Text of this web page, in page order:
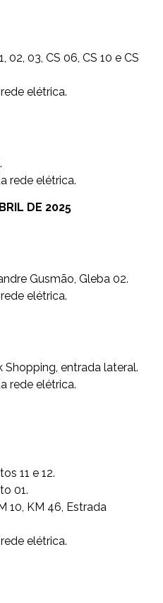
02, 03, CS 06, CS 10 e CS
elétrica.
rede elétrica.
DE 2025
Gusmão, Gleba 02.
elétrica.
Shopping, entrada lateral.
rede elétrica.
11 e 12.
01.
10, KM 46, Estrada
elétrica.